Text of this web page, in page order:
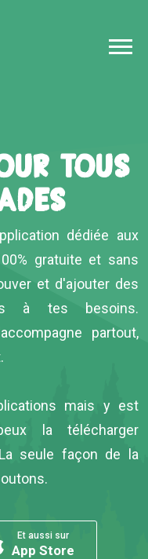
tous
dédiée aux
gratuite et sans
et d'ajouter des
à tes besoins.
partout,
mais y est
la télécharger
seule façon de la
Et aussi sur
App Store